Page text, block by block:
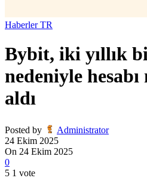
Haberler TR
Bybit, iki yıllık
nedeniyle hesabı
aldı
Posted by
Administrator
24 Ekim 2025
On 24 Ekim 2025
0
5 1 vote